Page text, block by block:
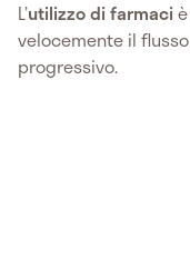
L’utilizzo di farmaci
velocemente il
progressivo.